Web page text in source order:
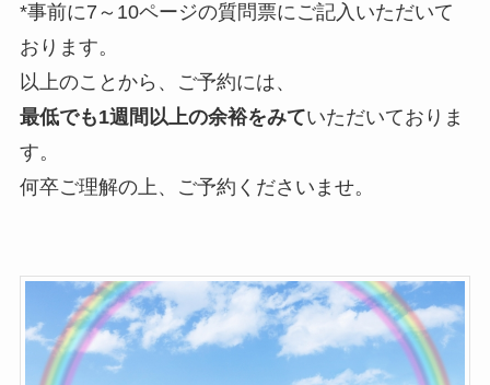
*事前に7～10ページの質問票にご記入いただいて
おります。
以上のことから、ご予約には、
最低でも1週間以上の余裕をみていただいておりま
す。
何卒ご理解の上、ご予約くださいませ。